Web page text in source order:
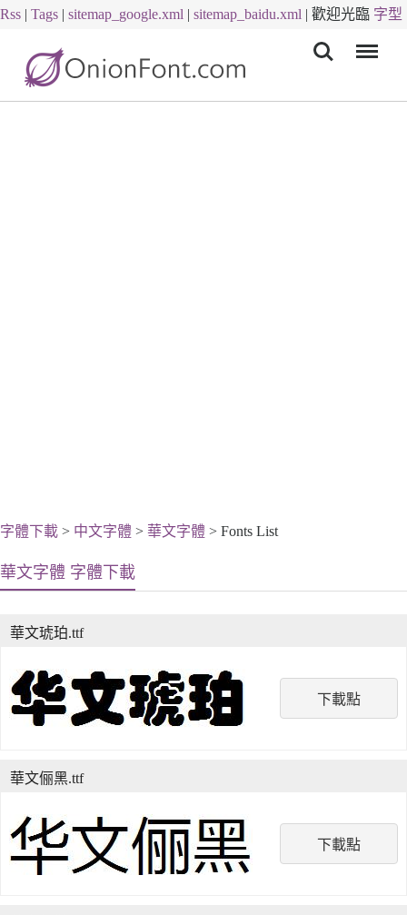
Rss | Tags | sitemap_google.xml | sitemap_baidu.xml | 歡迎光臨 字型
字體下載 > 中文字體 > 華文字體 > Fonts List
華文字體 字體下載
下載點
華文琥珀.ttf
下載點
華文俪黑.ttf